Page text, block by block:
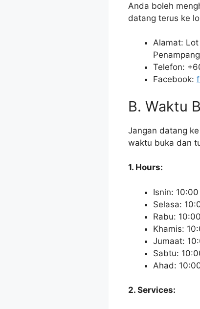
Anda boleh
datang terus ke
Alamat: Lot
Telefon:
Facebook:
B. Waktu
Jangan datang
waktu buka dan
1. Hours:
Isnin:
Selasa:
Rabu:
Khamis:
Jumaat:
Sabtu:
Ahad:
2. Services: